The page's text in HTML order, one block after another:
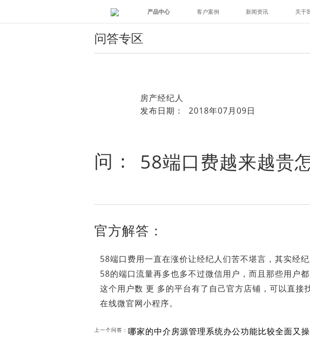
产品中心 客户案例 新闻资讯 关于
问答专区
房产经纪人
发布日期： 2018年07月09日
问： 58端口费越来越贵
官方解答：
58端口费用一直在涨价让经纪人们苦不堪言，其实
58的端口流量再多也多不过微信用户，而且那些用户
这个用户数 更 多的平台有了自己官方店铺，可以直接
在线微官网小程序。
上一个问答： 哪家的中介房源管理系统办公功能比较全面又